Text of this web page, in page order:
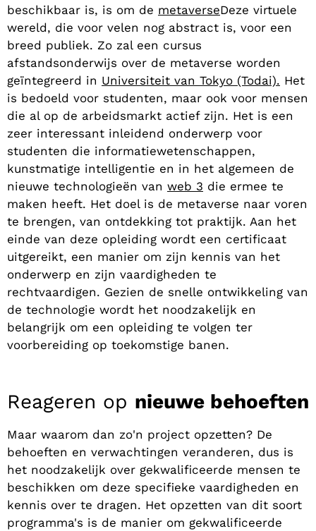
beschikbaar is, is om de metaverseDeze virtuele
wereld, die voor velen nog abstract is, voor een
breed publiek. Zo zal een cursus
afstandsonderwijs over de metaverse worden
geïntegreerd in Universiteit van Tokyo (Todai). Het
is bedoeld voor studenten, maar ook voor mensen
die al op de arbeidsmarkt actief zijn. Het is een
zeer interessant inleidend onderwerp voor
studenten die informatiewetenschappen,
kunstmatige intelligentie en in het algemeen de
nieuwe technologieën van web 3 die ermee te
maken heeft. Het doel is de metaverse naar voren
te brengen, van ontdekking tot praktijk. Aan het
einde van deze opleiding wordt een certificaat
uitgereikt, een manier om zijn kennis van het
onderwerp en zijn vaardigheden te
rechtvaardigen. Gezien de snelle ontwikkeling van
de technologie wordt het noodzakelijk en
belangrijk om een opleiding te volgen ter
voorbereiding op toekomstige banen.
Reageren op nieuwe behoeften
Maar waarom dan zo'n project opzetten? De
behoeften en verwachtingen veranderen, dus is
het noodzakelijk over gekwalificeerde mensen te
beschikken om deze specifieke vaardigheden en
kennis over te dragen. Het opzetten van dit soort
programma's is de manier om gekwalificeerde